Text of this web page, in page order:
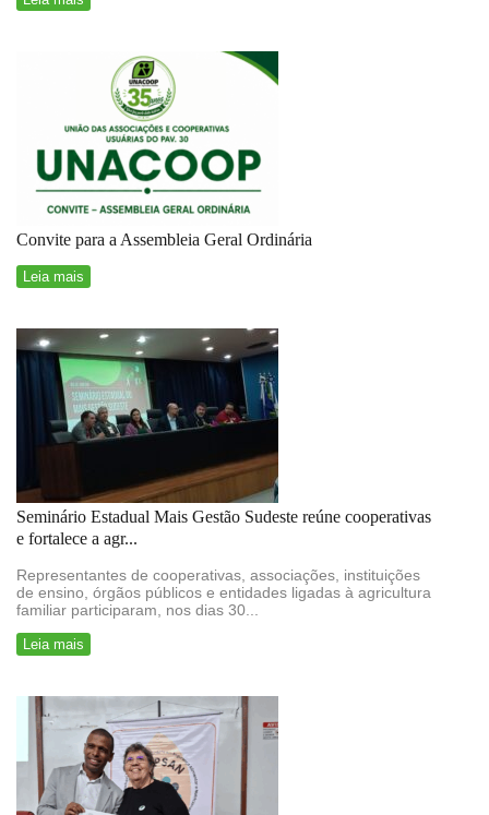
Convite para a Assembleia Geral Ordinária
Leia mais
Seminário Estadual Mais Gestão Sudeste reúne cooperativas
e fortalece a agr...
Representantes de cooperativas, associações, instituições
de ensino, órgãos públicos e entidades ligadas à agricultura
familiar participaram, nos dias 30...
Leia mais